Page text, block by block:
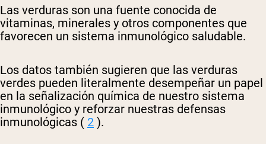
Las verduras son una fuente conocida de
vitaminas, minerales y otros componentes que
favorecen un sistema inmunológico saludable.
Los datos también sugieren que las verduras
verdes pueden literalmente desempeñar un papel
en la señalización química de nuestro sistema
inmunológico y reforzar nuestras defensas
inmunológicas ( 2 ).
Comprar Ahora